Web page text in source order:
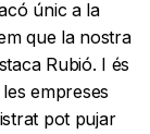
únic a la
que la nostra
Rubió. I és
empreses
pot pujar